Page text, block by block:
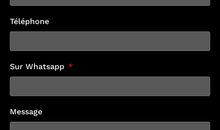
Téléphone
Sur Whatsapp
Message